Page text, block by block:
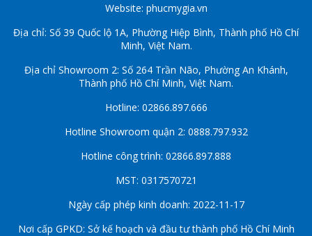
Website: phucmygia.vn
Địa chỉ: Số 39 Quốc lộ 1A, Phường Hiệp Bình, Thành phố Hồ Chí
Minh, Việt Nam.
Địa chỉ Showroom 2: Số 264 Trần Não, Phường An Khánh,
Thành phố Hồ Chí Minh, Việt Nam.
Hotline: 02866.897.666
Hotline Showroom quận 2: 0888.797.932
Hotline công trình: 02866.897.888
MST: 0317570721
Ngày cấp phép kinh doanh: 2022-11-17
Nơi cấp GPKD: Sở kế hoạch và đầu tư thành phố Hồ Chí Minh